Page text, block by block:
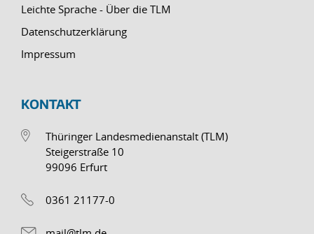
Leichte Sprache - Über die TLM
Datenschutzerklärung
Impressum
KONTAKT
Thüringer Landesmedienanstalt (TLM)
Steigerstraße 10
99096 Erfurt
0361 21177-0